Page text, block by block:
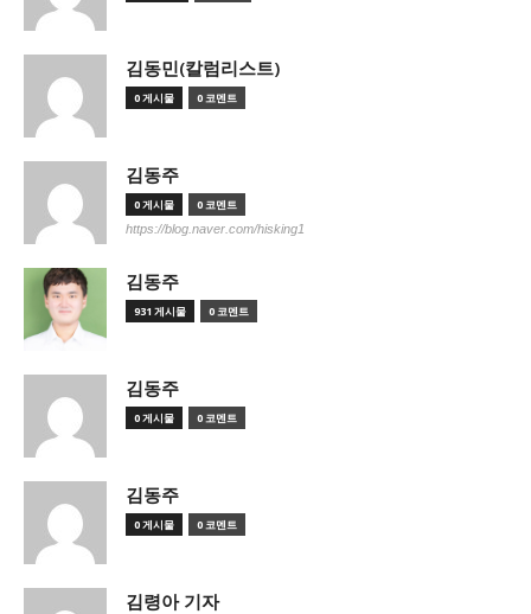
김동민(칼럼리스트)
0 게시물 0 코멘트
김동주
0 게시물 0 코멘트
https://blog.naver.com/hisking1
김동주
931 게시물 0 코멘트
김동주
0 게시물 0 코멘트
김동주
0 게시물 0 코멘트
김령아 기자